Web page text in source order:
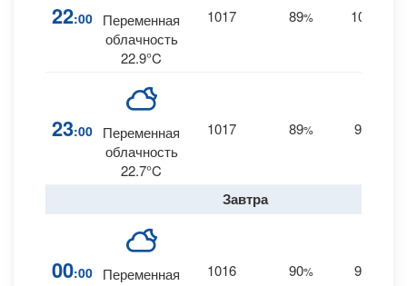
22:00
Переменная
облачность
22.9°C
1017 89% 10
23:00
Переменная
облачность
22.7°C
1017 89% 9
Завтра
00:00
Переменная
1016 90% 9